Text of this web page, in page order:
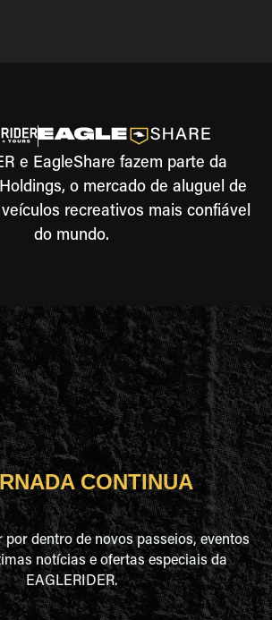
e EagleShare fazem parte da
o mercado de aluguel de
recreativos mais confiável
do mundo.
CONTINUA
dentro de novos passeios, eventos
notícias e ofertas especiais da
EAGLERIDER.